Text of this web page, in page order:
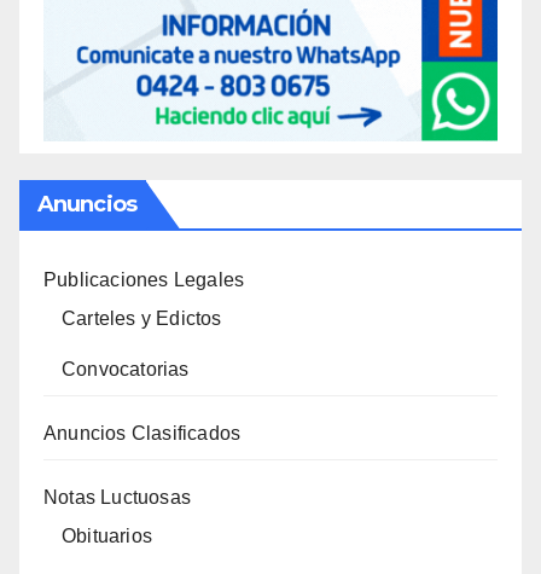
Anuncios
Publicaciones Legales
Carteles y Edictos
Convocatorias
Anuncios Clasificados
Notas Luctuosas
Obituarios